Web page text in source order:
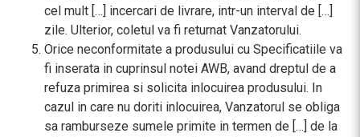
cel mult […] incercari de livrare, intr-un interval de […]
zile. Ulterior, coletul va fi returnat Vanzatorului.
Orice neconformitate a produsului cu Specificatiile va
fi inserata in cuprinsul notei AWB, avand dreptul de a
refuza primirea si solicita inlocuirea produsului. In
cazul in care nu doriti inlocuirea, Vanzatorul se obliga
sa ramburseze sumele primite in termen de […] de la